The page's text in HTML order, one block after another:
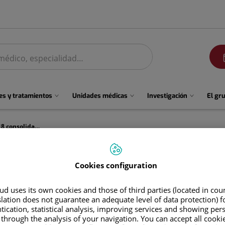
y tratamientos Unidades médicas Investigación El
La Fundación Jiménez Díaz cierra 2018 consolidando su liderazgo en la sanidad madrileña
2018 consolidando su
Cookies configuration
uses its own cookies and those of third parties (located in
does not guarantee an adequate level of data protection)
statistical analysis, improving services and showing
the analysis of your navigation. You can accept all